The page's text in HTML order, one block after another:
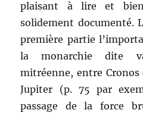
plaisant à lire et
solidement documenté.
première partie
la monarchie dite
mitréenne, entre Cronos
Jupiter (p. 75 par
passage de la force